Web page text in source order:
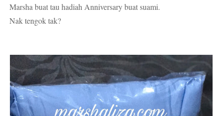
Marsha buat tau hadiah Anniversary buat suami.
Nak tengok tak?